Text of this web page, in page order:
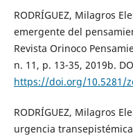
RODRÍGUEZ, Milagros
emergente del
Revista Orinoco
n. 11, p. 13-35, 2019b.
https://doi.org/10.5281/
RODRÍGUEZ, Milagros
urgencia